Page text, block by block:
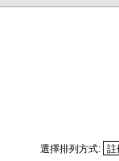
選擇排列方式: